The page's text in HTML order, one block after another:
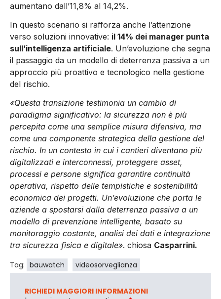
aumentano dall’11,8% al 14,2%.
In questo scenario si rafforza anche l’attenzione
verso soluzioni innovative: il 14% dei manager punta
sull’intelligenza artificiale. Un’evoluzione che segna
il passaggio da un modello di deterrenza passiva a un
approccio più proattivo e tecnologico nella gestione
del rischio.
«Questa transizione testimonia un cambio di
paradigma significativo: la sicurezza non è più
percepita come una semplice misura difensiva, ma
come una componente strategica della gestione del
rischio. In un contesto in cui i cantieri diventano più
digitalizzati e interconnessi, proteggere asset,
processi e persone significa garantire continuità
operativa, rispetto delle tempistiche e sostenibilità
economica dei progetti. Un’evoluzione che porta le
aziende a spostarsi dalla deterrenza passiva a un
modello di prevenzione intelligente, basato su
monitoraggio costante, analisi dei dati e integrazione
tra sicurezza fisica e digitale». chiosa Casparrini.
Tag: bauwatch videosorveglianza
RICHIEDI MAGGIORI INFORMAZIONI